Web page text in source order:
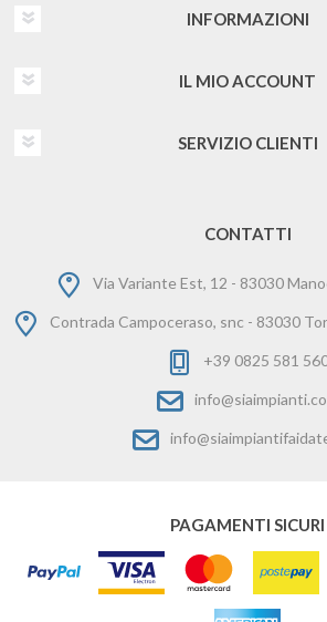
INFORMAZIONI
IL MIO ACCOUNT
SERVIZIO CLIENTI
CONTATTI
Via Variante Est, 12 - 83030
Contrada Campoceraso, snc - 83030
+39 0825 581
PAGAMENTI SICURI